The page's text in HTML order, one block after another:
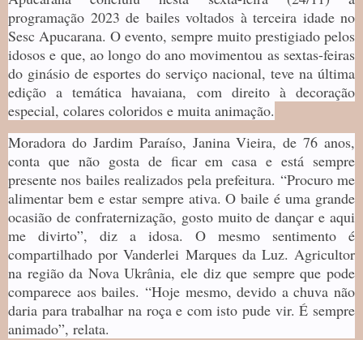
programação 2023 de bailes voltados à terceira idade no
Sesc Apucarana. O evento, sempre muito prestigiado pelos
idosos e que, ao longo do ano movimentou as sextas-feiras
do ginásio de esportes do serviço nacional, teve na última
edição a temática havaiana, com direito à decoração
especial, colares coloridos e muita animação.
Moradora do Jardim Paraíso, Janina Vieira, de 76 anos,
conta que não gosta de ficar em casa e está sempre
presente nos bailes realizados pela prefeitura. “Procuro me
alimentar bem e estar sempre ativa. O baile é uma grande
ocasião de confraternização, gosto muito de dançar e aqui
me divirto”, diz a idosa. O mesmo sentimento é
compartilhado por Vanderlei Marques da Luz. Agricultor
na região da Nova Ukrânia, ele diz que sempre que pode
comparece aos bailes. “Hoje mesmo, devido a chuva não
daria para trabalhar na roça e com isto pude vir. É sempre
animado”, relata.